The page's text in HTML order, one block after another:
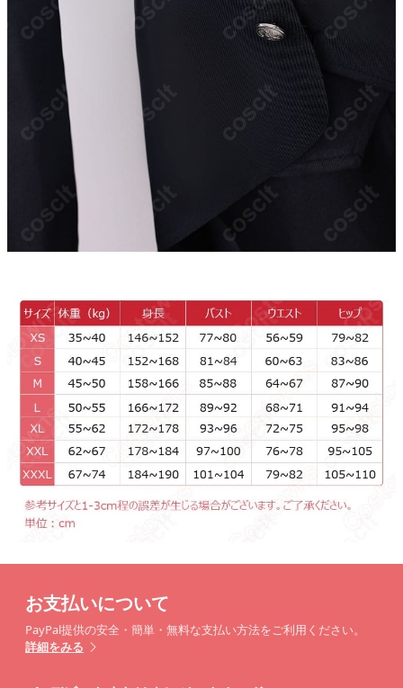
お支払いについて
PayPal提供の安全・簡単・無料な支払い方法をご利用ください。
詳細をみる